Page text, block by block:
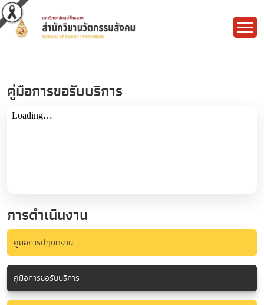
คู่มือการขอรับบริการ
การดำเนินงาน
คู่มือการปฏิบัติงาน
คู่มือการขอรับบริการ